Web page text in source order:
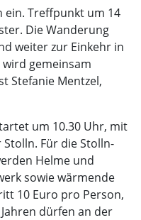
ein. Treffpunkt um 14
Die Wanderung
weiter zur Einkehr in
wird gemeinsam
Stefanie Mentzel,
um 10.30 Uhr, mit
Für die Stolln-
Helme und
sowie wärmende
10 Euro pro Person,
dürfen an der